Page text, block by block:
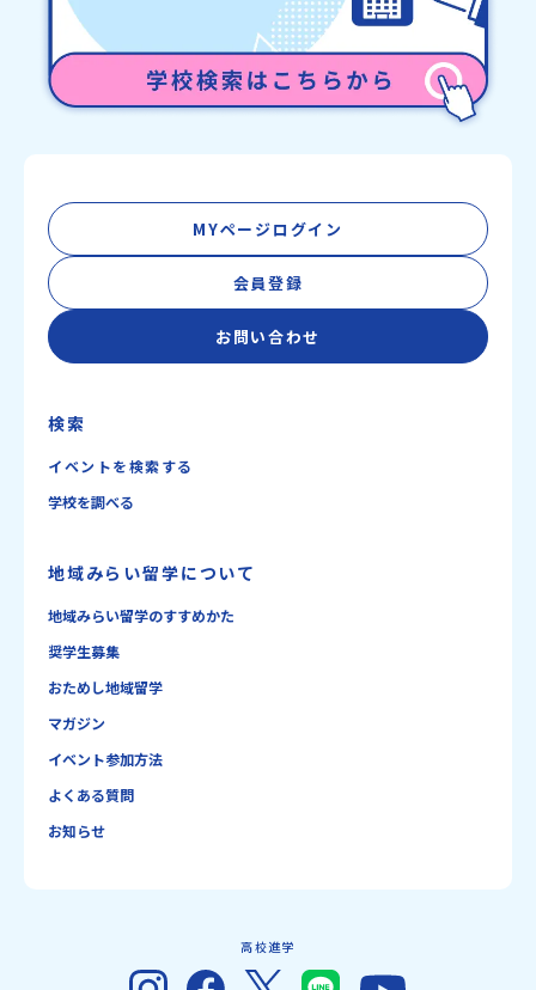
MYページログイン
会員登録
お問い合わせ
検索
イベントを検索する
学校を調べる
地域みらい留学について
地域みらい留学のすすめかた
奨学生募集
おためし地域留学
マガジン
イベント参加方法
よくある質問
お知らせ
高校進学